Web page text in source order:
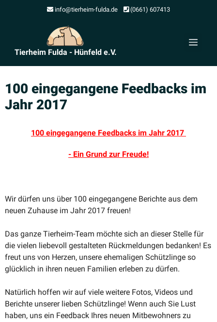
info@tierheim-fulda.de (0661) 607413
Tierheim Fulda - Hünfeld e.V.
100 einge­gangene Feedbacks im
Jahr 2017
100 einge­gangene Feedbacks im Jahr 2017
- Ein Grund zur Freude!
Wir dürfen uns über 100 einge­gangene Berichte aus dem
neuen Zuhause im Jahr 2017 freuen!
Das ganze Tierheim-Team möchte sich an dieser Stelle für
die vielen liebevoll gestal­teten Rückmel­dungen bedanken! Es
freut uns von Herzen, unsere ehema­ligen Schütz­linge so
glücklich in ihren neuen Familien erleben zu dürfen.
Natürlich hoffen wir auf viele weitere Fotos, Videos und
Berichte unserer lieben Schütz­linge! Wenn auch Sie Lust
haben, uns ein Feedback Ihres neuen Mitbe­wohners zu